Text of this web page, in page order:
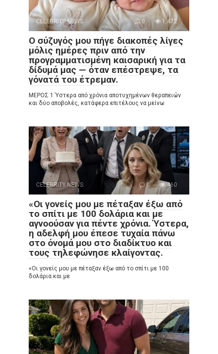
CELEBRITY NEWS 0 1,472
Ο σύζυγός μου πήγε διακοπές λίγες
μόλις ημέρες πριν από την
προγραμματισμένη καισαρική για τα
δίδυμά μας — όταν επέστρεψε, τα
γόνατά του έτρεμαν.
ΜΕΡΟΣ 1 Ύστερα από χρόνια αποτυχημένων θεραπειών
και δύο αποβολές, κατάφερα επιτέλους να μείνω
CELEBRITY NEWS 0 460
«Οι γονείς μου με πέταξαν έξω από
το σπίτι με 100 δολάρια και με
αγνοούσαν για πέντε χρόνια. Ύστερα,
η αδελφή μου έπεσε τυχαία πάνω
στο όνομά μου στο διαδίκτυο και
τους τηλεφώνησε κλαίγοντας.
«Οι γονείς μου με πέταξαν έξω από το σπίτι με 100
δολάρια και με